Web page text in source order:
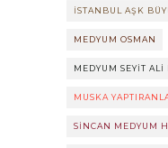
ISTANBUL AŞK
MEDYUM OSMAN
MEDYUM SEYIT ALI
MUSKA
SINCAN MEDYUM